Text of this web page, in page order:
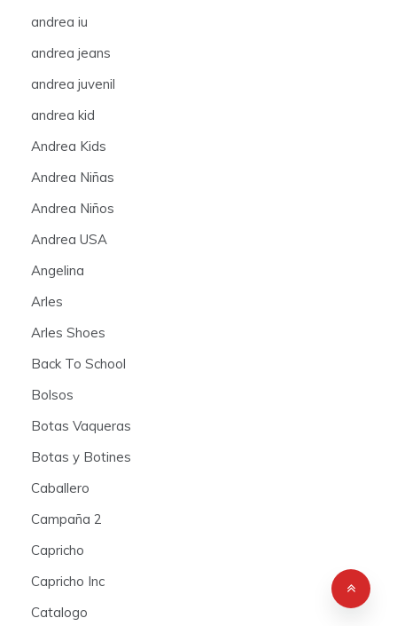
andrea iu
andrea jeans
andrea juvenil
andrea kid
Andrea Kids
Andrea Niñas
Andrea Niños
Andrea USA
Angelina
Arles
Arles Shoes
Back To School
Bolsos
Botas Vaqueras
Botas y Botines
Caballero
Campaña 2
Capricho
Capricho Inc
Catalogo